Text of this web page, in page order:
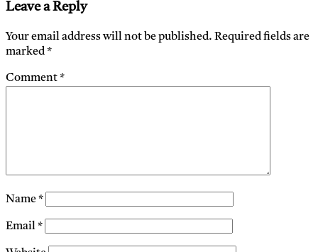
Leave a Reply
Your email address will not be published. Required fields are
marked*
Comment*
Name*
Email*